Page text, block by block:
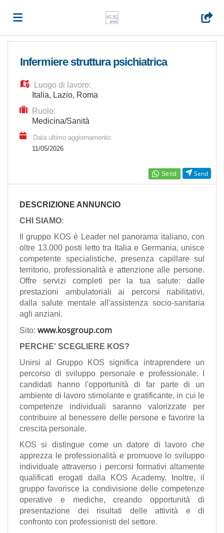
Offerte
di
Carica
FR
IT
DE
ES
PT
Send
Infermiere struttura psichiatrica
Luogo di lavoro:
Italia, Lazio, Roma
Ruolo:
Medicina/Sanità
Data ultimo aggiornamento:
11/05/2026
DESCRIZIONE ANNUNCIO
CHI SIAMO:
Il gruppo KOS è Leader nel panorama italiano, con
oltre 13.000 posti letto tra Italia e Germania, unisce
competente specialistiche, presenza capillare sul
territorio, professionalità e attenzione alle persone.
Offre servizi completi per la tua salute: dalle
prestazioni ambulatoriali ai percorsi riabilitativi,
dalla salute mentale all'assistenza socio-sanitaria
agli anziani.
Sito: www.kosgroup.com
PERCHE' SCEGLIERE KOS?
Unirsi al Gruppo KOS significa intraprendere un
percorso di sviluppo personale e professionale. I
candidati hanno l'opportunità di far parte di un
ambiente di lavoro stimolante e gratificante, in cui le
competenze individuali saranno valorizzate per
contribuire al benessere delle persone e favorire la
crescita personale.
KOS si distingue come un datore di lavoro che
apprezza le professionalità e promuove lo sviluppo
individuale attraverso i percorsi formativi altamente
qualificati erogati dalla KOS Academy. Inoltre, il
gruppo favorisce la condivisione delle competenze
operative e mediche, creando opportunità di
presentazione dei risultati delle attività e di
confronto con professionisti del settore.